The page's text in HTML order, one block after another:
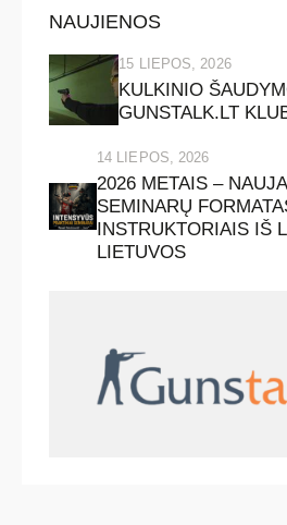
NAUJIENOS
15 LIEPOS, 2026
KULKINIO
GUNSTALK.LT
14 LIEPOS, 2026
2026 METAIS –
SEMINARŲ
INSTRUKTORIAIS IŠ
LIETUVOS